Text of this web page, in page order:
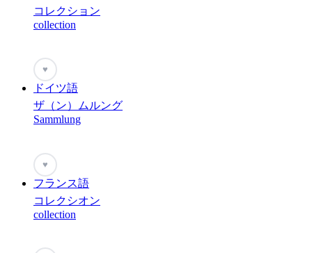
コレクション
collection
♥
ドイツ語
ザ（ン）ムルング
Sammlung
♥
フランス語
コレクシオン
collection